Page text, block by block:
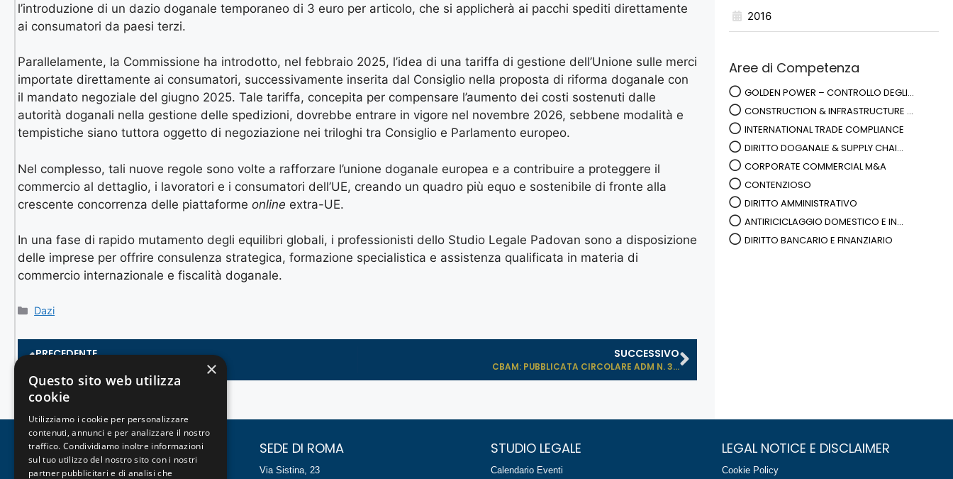
l’introduzione di un dazio doganale temporaneo di 3 euro per articolo, che si applicherà ai pacchi spediti direttamente
ai consumatori da paesi terzi.
Parallelamente, la Commissione ha introdotto, nel febbraio 2025, l’idea di una tariffa di gestione dell’Unione sulle merci
importate direttamente ai consumatori, successivamente inserita dal Consiglio nella proposta di riforma doganale con
il mandato negoziale del giugno 2025. Tale tariffa, concepita per compensare l’aumento dei costi sostenuti dalle
autorità doganali nella gestione delle spedizioni, dovrebbe entrare in vigore nel novembre 2026, sebbene modalità e
tempistiche siano tuttora oggetto di negoziazione nei triloghi tra Consiglio e Parlamento europeo.
Nel complesso, tali nuove regole sono volte a rafforzare l’unione doganale europea e a contribuire a proteggere il
commercio al dettaglio, i lavoratori e i consumatori dell’UE, creando un quadro più equo e sostenibile di fronte alla
crescente concorrenza delle piattaforme online extra-UE.
In una fase di rapido mutamento degli equilibri globali, i professionisti dello Studio Legale Padovan sono a disposizione
delle imprese per offrire consulenza strategica, formazione specialistica e assistenza qualificata in materia di
commercio internazionale e fiscalità doganale.
Dazi
PRECEDENTE SUCCESSIVO
CBAM: PUBBLICATA CIRCOLARE ADM N. 3...
2016
Aree di Competenza
GOLDEN POWER – CONTROLLO DEGLI...
CONSTRUCTION & INFRASTRUCTURE ...
INTERNATIONAL TRADE COMPLIANCE
DIRITTO DOGANALE & SUPPLY CHAI...
CORPORATE COMMERCIAL M&A
CONTENZIOSO
DIRITTO AMMINISTRATIVO
ANTIRICICLAGGIO DOMESTICO E IN...
DIRITTO BANCARIO E FINANZIARIO
SEDE DI MILANO
Foro Buonaparte, 54
SEDE DI ROMA
Via Sistina, 23
STUDIO LEGALE
Calendario Eventi
LEGAL NOTICE E DISCLAIMER
Cookie Policy
×
Questo sito web utilizza
cookie
Utilizziamo i cookie per personalizzare
contenuti, annunci e per analizzare il nostro
traffico. Condividiamo inoltre informazioni
sul tuo utilizzo del nostro sito con i nostri
partner pubblicitari e di analisi che